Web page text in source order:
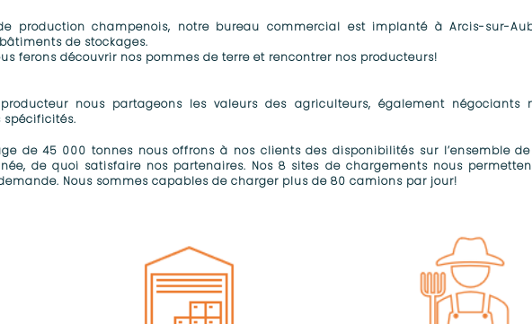
production champenois, notre bureau commercial est implanté à Arcis-sur-
de stockages.
ferons découvrir nos pommes de terre et rencontrer nos producteurs!​
nous partageons les valeurs des agriculteurs, également négociants
spécificités.
de 45 000 tonnes nous offrons à nos clients des disponibilités sur l’ensemble
de quoi satisfaire nos partenaires. Nos 8 sites de chargements nous
Nous sommes capables de charger plus de 80 camions par jour!​